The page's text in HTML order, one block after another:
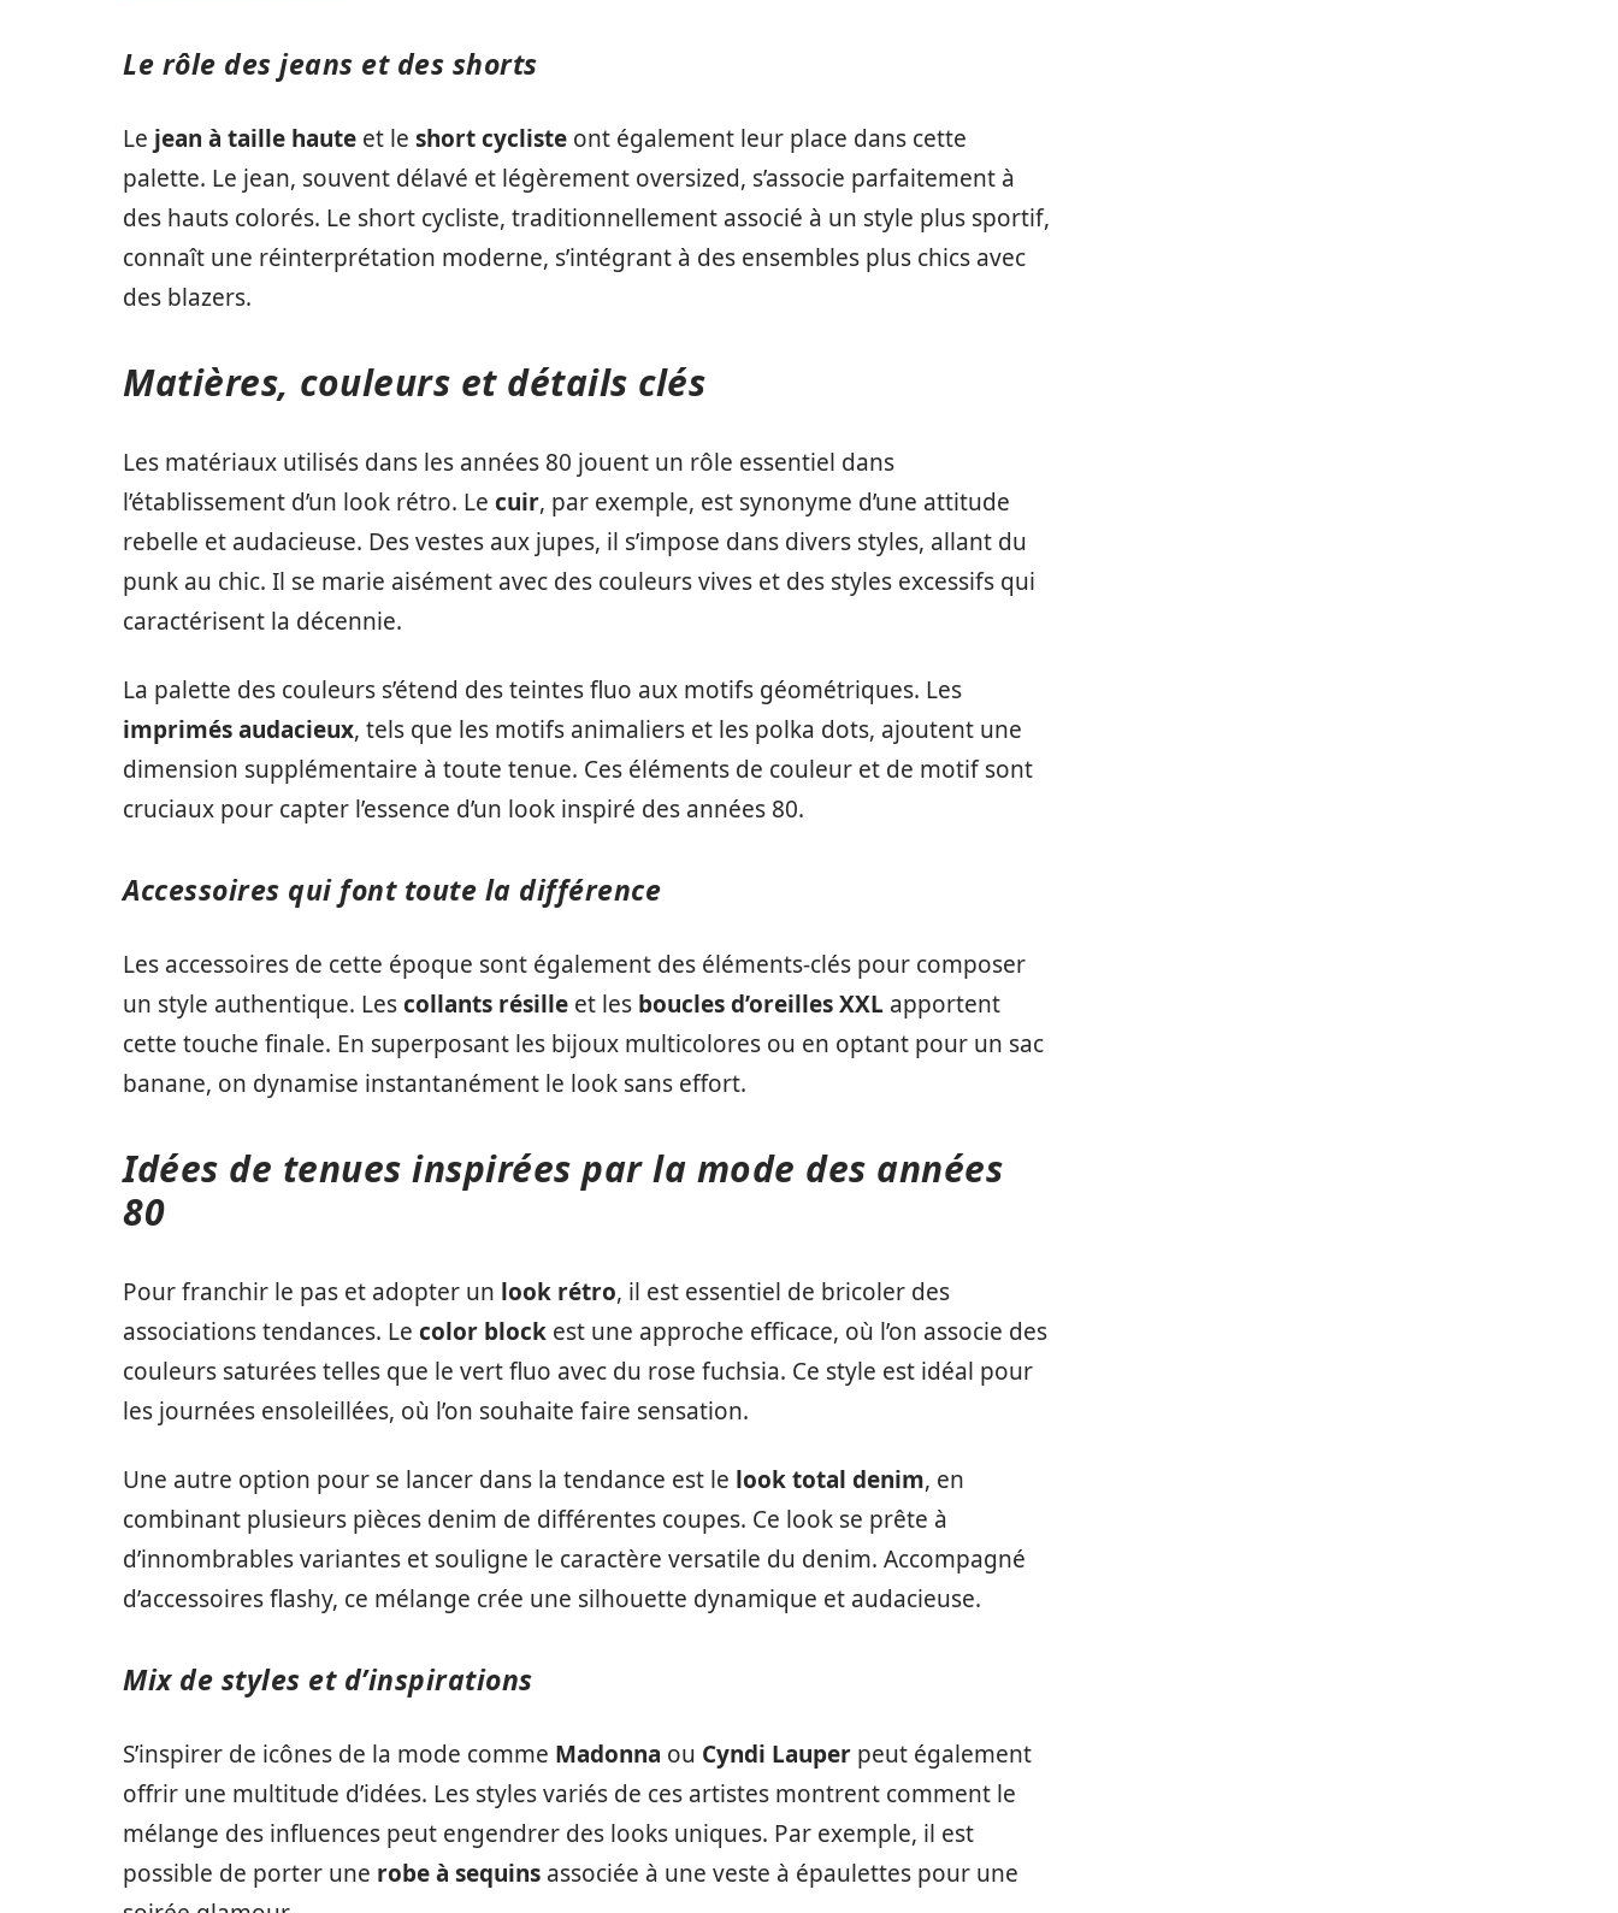
Le rôle des jeans et des shorts
Le jean à taille haute et le short cycliste ont également leur place dans cette
palette. Le jean, souvent délavé et légèrement oversized, s’associe parfaitement à
des hauts colorés. Le short cycliste, traditionnellement associé à un style plus sportif,
connaît une réinterprétation moderne, s’intégrant à des ensembles plus chics avec
des blazers.
Matières, couleurs et détails clés
Les matériaux utilisés dans les années 80 jouent un rôle essentiel dans
l’établissement d’un look rétro. Le cuir, par exemple, est synonyme d’une attitude
rebelle et audacieuse. Des vestes aux jupes, il s’impose dans divers styles, allant du
punk au chic. Il se marie aisément avec des couleurs vives et des styles excessifs qui
caractérisent la décennie.
La palette des couleurs s’étend des teintes fluo aux motifs géométriques. Les
imprimés audacieux, tels que les motifs animaliers et les polka dots, ajoutent une
dimension supplémentaire à toute tenue. Ces éléments de couleur et de motif sont
cruciaux pour capter l’essence d’un look inspiré des années 80.
Accessoires qui font toute la différence
Les accessoires de cette époque sont également des éléments-clés pour composer
un style authentique. Lescollants résille et les boucles d’oreilles XXL apportent
cette touche finale. En superposant les bijoux multicolores ou en optant pour un sac
banane, on dynamise instantanément le look sans effort.
Idées de tenues inspirées par la mode des années
80
Pour franchir le pas et adopter un look rétro, il est essentiel de bricoler des
associations tendances. Le color block est une approche efficace, où l’on associe des
couleurs saturées telles que le vert fluo avec du rose fuchsia. Ce style est idéal pour
les journées ensoleillées, où l’on souhaite faire sensation.
Une autre option pour se lancer dans la tendance est le look total denim, en
combinant plusieurs pièces denim de différentes coupes. Ce look se prête à
d’innombrables variantes et souligne le caractère versatile du denim. Accompagné
d’accessoires flashy, ce mélange crée une silhouette dynamique et audacieuse.
Mix de styles et d’inspirations
S’inspirer de icônes de la mode comme Madonna ou Cyndi Lauper peut également
offrir une multitude d’idées. Les styles variés de ces artistes montrent comment le
mélange des influences peut engendrer des looks uniques. Par exemple, il est
possible de porter une robe à sequins associée à une veste à épaulettes pour une